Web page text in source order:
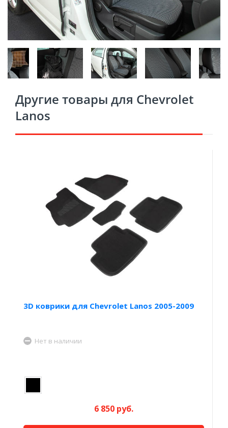
Другие товары для Chevrolet
Lanos
3D коврики для Chevrolet Lanos 2005-2009
Нет в наличии
6 850 руб.